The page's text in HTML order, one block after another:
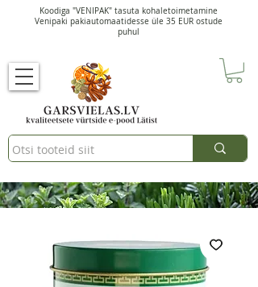
Koodiga "VENIPAK" tasuta kohaletoimetamine
Venipaki pakiautomaatidesse üle 35 EUR ostude
puhul